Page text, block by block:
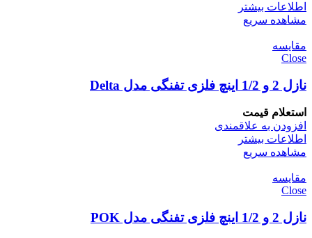
اطلاعات بیشتر
مشاهده سریع
مقایسه
Close
نازل 2 و 1/2 اینچ فلزی تفنگی مدل Delta
استعلام قیمت
افزودن به علاقمندی
اطلاعات بیشتر
مشاهده سریع
مقایسه
Close
نازل 2 و 1/2 اینچ فلزی تفنگی مدل POK